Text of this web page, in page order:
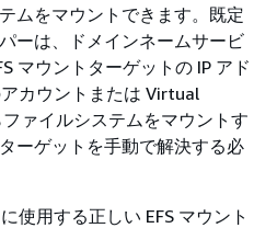
ムをマウントできます。既定
ーは、ドメインネームサービ
マウントターゲットの IP アド
カウントまたは Virtual
ァイルシステムをマウントす
ーゲットを手動で解決する必
使用する正しい EFS マウント